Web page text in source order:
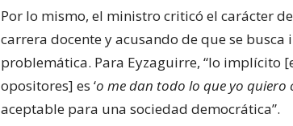
Por lo mismo, el ministro criticó el carácter
carrera docente y acusando de que se
problemática. Para Eyzaguirre, “lo implícito
opositores] es ‘o me dan todo lo que yo
aceptable para una sociedad democrática”.